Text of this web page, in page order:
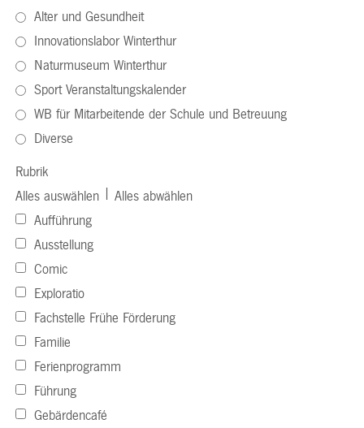
Alter und Gesundheit
Innovationslabor Winterthur
Naturmuseum Winterthur
Sport Veranstaltungskalender
WB für Mitarbeitende der Schule und Betreuung
Diverse
Rubrik
Alles auswählen
Alles abwählen
Aufführung
Ausstellung
Comic
Exploratio
Fachstelle Frühe Förderung
Familie
Ferienprogramm
Führung
Gebärdencafé